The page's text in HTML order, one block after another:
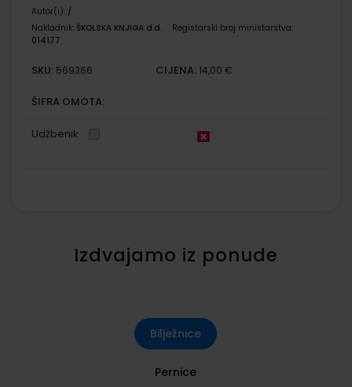
Autor(i): /
Nakladnik: ŠKOLSKA KNJIGA d.d.
Registarski broj ministarstva:
014177
SKU: 569366 CIJENA: 14,00 €
ŠIFRA OMOTA:
Udžbenik
Izdvajamo iz ponude
Bilježnice
Pernice